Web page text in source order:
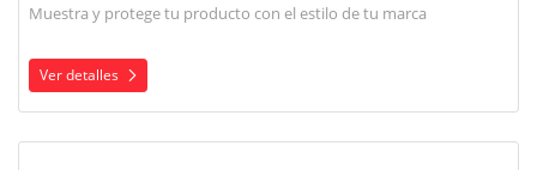
Muestra y protege tu producto con el estilo de tu marca
Ver detalles